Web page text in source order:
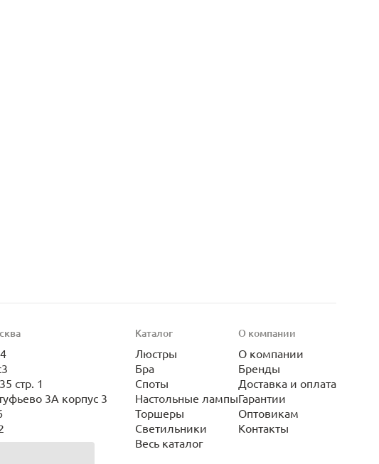
стр. 1
3А корпус 3
Каталог
Люстры
Бра
Споты
Настольные лампы
Торшеры
Светильники
Весь каталог
О компании
О компании
Бренды
Доставка и оплата
Гарантии
Оптовикам
Контакты